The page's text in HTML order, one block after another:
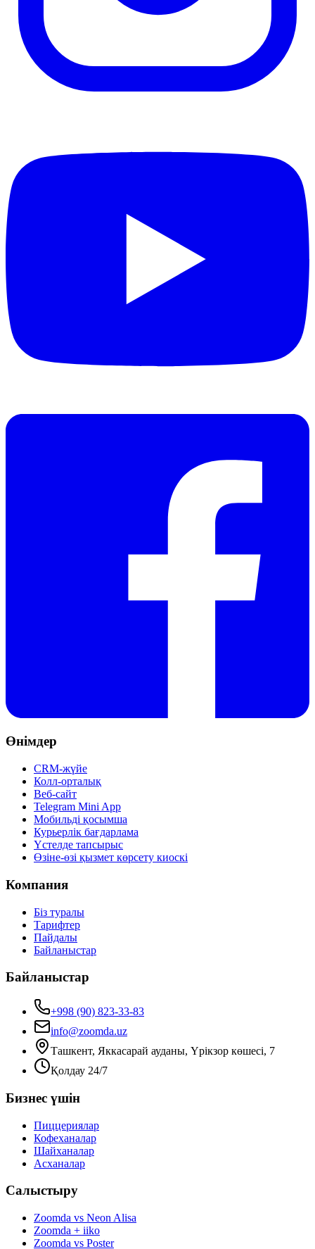
Өнімдер
CRM-жүйе
Колл-орталық
Веб-сайт
Telegram Mini App
Мобильді қосымша
Курьерлік бағдарлама
Үстелде тапсырыс
Өзіне-өзі қызмет көрсету киоскі
Компания
Біз туралы
Тарифтер
Пайдалы
Байланыстар
Байланыстар
+998 (90) 823-33-83
info@zoomda.uz
Ташкент, Яккасарай ауданы, Үрікзор көшесі, 7
Қолдау 24/7
Бизнес үшін
Пиццериялар
Кофеханалар
Шайханалар
Асханалар
Салыстыру
Zoomda vs Neon Alisa
Zoomda + iiko
Zoomda vs Poster